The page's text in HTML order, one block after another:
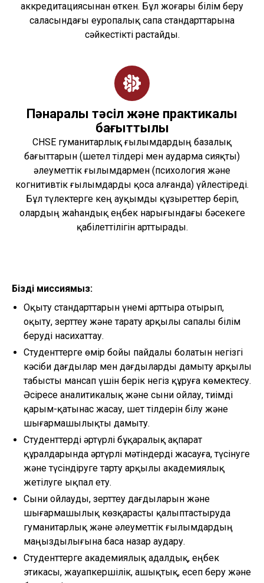
аккредитациясынан өткен. Бұл жоғары білім беру
саласындағы еуропалық сапа стандарттарына
сәйкестікті растайды.
Пәнаралық тәсіл және практикалық
бағыттылық
CHSE гуманитарлық ғылымдардың базалық
бағыттарын (шетел тілдері мен аударма сияқты)
әлеуметтік ғылымдармен (психология және
когнитивтік ғылымдарды қоса алғанда) үйлестіреді.
Бұл түлектерге кең ауқымды құзыреттер беріп,
олардың жаһандық еңбек нарығындағы бәсекеге
қабілеттілігін арттырады.
Біздің миссиямыз:
Оқыту стандарттарын үнемі арттыра отырып,
оқыту, зерттеу және тарату арқылы сапалы білім
беруді насихаттау.
Студенттерге өмір бойы пайдалы болатын негізгі
кәсіби дағдылар мен дағдыларды дамыту арқылы
табысты мансап үшін берік негіз құруға көмектесу.
Әсіресе аналитикалық және сыни ойлау, тиімді
қарым-қатынас жасау, шет тілдерін білу және
шығармашылықты дамыту.
Студенттерді әртүрлі бұқаралық ақпарат
құралдарында әртүрлі мәтіндерді жасауға, түсінуге
және түсіндіруге тарту арқылы академиялық
жетілуге ықпал ету.
Сыни ойлауды, зерттеу дағдыларын және
шығармашылық көзқарасты қалыптастыруда
гуманитарлық және әлеуметтік ғылымдардың
маңыздылығына баса назар аудару.
Студенттерге академиялық адалдық, еңбек
этикасы, жауапкершілік, ашықтық, есеп беру және